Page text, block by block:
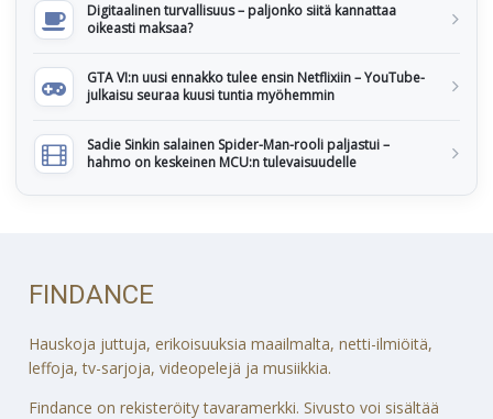
Digitaalinen turvallisuus – paljonko siitä kannattaa
oikeasti maksaa?
GTA VI:n uusi ennakko tulee ensin Netflixiin – YouTube-
julkaisu seuraa kuusi tuntia myöhemmin
Sadie Sinkin salainen Spider-Man-rooli paljastui –
hahmo on keskeinen MCU:n tulevaisuudelle
FINDANCE
Hauskoja juttuja, erikoisuuksia maailmalta, netti-ilmiöitä,
leffoja, tv-sarjoja, videopelejä ja musiikkia.
Findance on rekisteröity tavaramerkki. Sivusto voi sisältää